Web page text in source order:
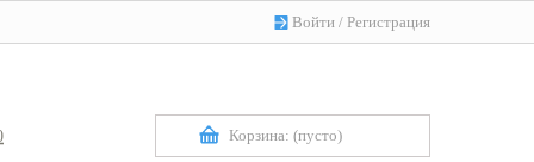
Войти / Регистрация
Корзина: (пусто)